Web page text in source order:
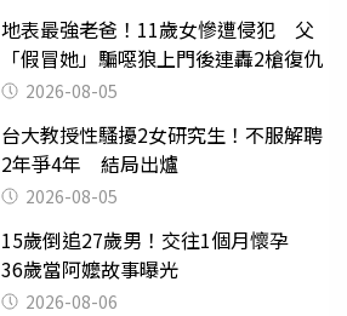
地表最強老爸！11歲女慘遭侵犯 父
「假冒她」騙噁狼上門後連轟2槍復仇
2026-08-05
台大教授性騷擾2女研究生！不服解聘
2年爭4年 結局出爐
2026-08-05
15歲倒追27歲男！交往1個月懷孕
36歲當阿嬤故事曝光
2026-08-06